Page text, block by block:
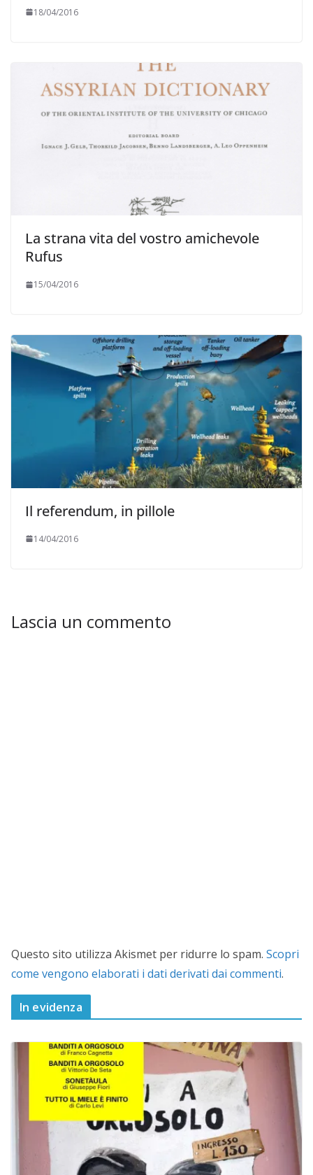
18/04/2016
La strana vita del vostro amichevole
Rufus
15/04/2016
Il referendum, in pillole
14/04/2016
Lascia un commento
Questo sito utilizza Akismet per ridurre lo spam. Scopri
come vengono elaborati i dati derivati dai commenti.
In evidenza